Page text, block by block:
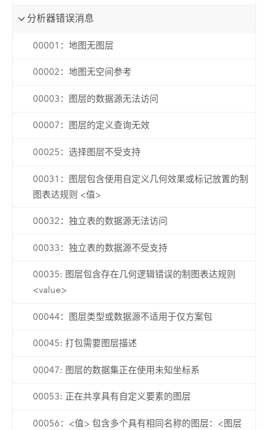
分析器错误消息
00001：地图无图层
00002：地图无空间参考
00003：图层的数据源无法访问
00007：图层的定义查询无效
00025：选择图层不受支持
00031：图层包含使用自定义几何效果或标记放置的制
图表达规则 <值>
00032：独立表的数据源无法访问
00033：独立表的数据源不受支持
00035: 图层包含存在几何逻辑错误的制图表达规则
<value>
00044：图层类型或数据源不适用于仅方案包
00045: 打包需要图层描述
00047: 图层的数据集正在使用未知坐标系
00053: 正在共享具有自定义要素的图层
00056：<值> 包含多个具有相同名称的图层：<图层